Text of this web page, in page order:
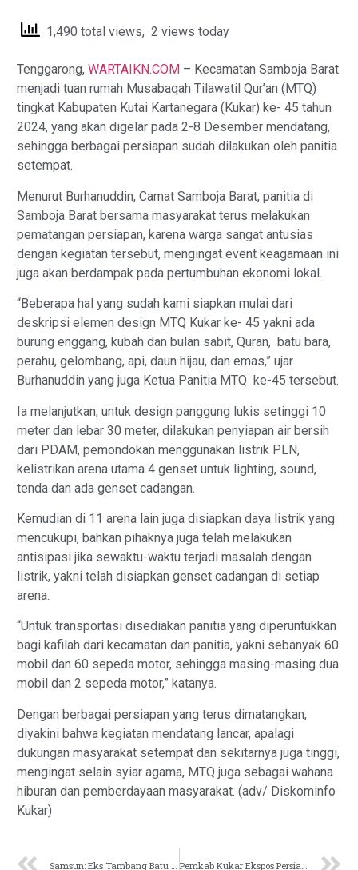
1,490 total views, 2 views today
Tenggarong, WARTAIKN.COM – Kecamatan Samboja Barat
menjadi tuan rumah Musabaqah Tilawatil Qur’an (MTQ)
tingkat Kabupaten Kutai Kartanegara (Kukar) ke- 45 tahun
2024, yang akan digelar pada 2-8 Desember mendatang,
sehingga berbagai persiapan sudah dilakukan oleh panitia
setempat.
Menurut Burhanuddin, Camat Samboja Barat, panitia di
Samboja Barat bersama masyarakat terus melakukan
pematangan persiapan, karena warga sangat antusias
dengan kegiatan tersebut, mengingat event keagamaan ini
juga akan berdampak pada pertumbuhan ekonomi lokal.
“Beberapa hal yang sudah kami siapkan mulai dari
deskripsi elemen design MTQ Kukar ke- 45 yakni ada
burung enggang, kubah dan bulan sabit, Quran, batu bara,
perahu, gelombang, api, daun hijau, dan emas,” ujar
Burhanuddin yang juga Ketua Panitia MTQ ke-45 tersebut.
Ia melanjutkan, untuk design panggung lukis setinggi 10
meter dan lebar 30 meter, dilakukan penyiapan air bersih
dari PDAM, pemondokan menggunakan listrik PLN,
kelistrikan arena utama 4 genset untuk lighting, sound,
tenda dan ada genset cadangan.
Kemudian di 11 arena lain juga disiapkan daya listrik yang
mencukupi, bahkan pihaknya juga telah melakukan
antisipasi jika sewaktu-waktu terjadi masalah dengan
listrik, yakni telah disiapkan genset cadangan di setiap
arena.
“Untuk transportasi disediakan panitia yang diperuntukkan
bagi kafilah dari kecamatan dan panitia, yakni sebanyak 60
mobil dan 60 sepeda motor, sehingga masing-masing dua
mobil dan 2 sepeda motor,” katanya.
Dengan berbagai persiapan yang terus dimatangkan,
diyakini bahwa kegiatan mendatang lancar, apalagi
dukungan masyarakat setempat dan sekitarnya juga tinggi,
mengingat selain syiar agama, MTQ juga sebagai wahana
hiburan dan pemberdayaan masyarakat. (adv/ Diskominfo
Kukar)